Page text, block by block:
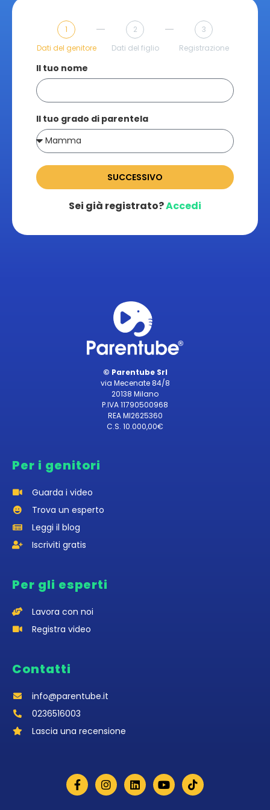
1
Dati del genitore
2
Dati del figlio
3
Registrazione
Il tuo nome
Il tuo grado di parentela
SUCCESSIVO
Sei già registrato?Accedi
© Parentube Srl
via Mecenate 84/8
20138 Milano
P.IVA 11790500968
REA MI2625360
C.S. 10.000,00€
Per i genitori
Guarda i video
Trova un esperto
Leggi il blog
Iscriviti gratis
Per gli esperti
Lavora con noi
Registra video
Contatti
info@parentube.it
0236516003‬
Lascia una recensione